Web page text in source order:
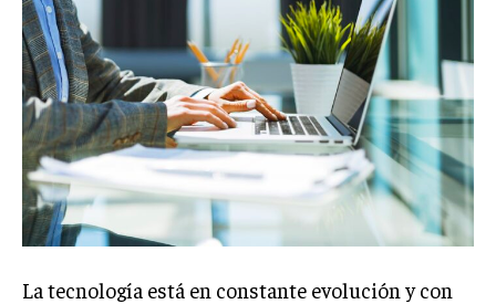
SUBSCRIBE
Welcome to Liberty Case
We have a curated list of the most noteworthy news from all
across the globe. With any subscription plan, you get access
toexclusive articlesthat let you stay ahead of the curve.
La tecnología está en constante evolución y con